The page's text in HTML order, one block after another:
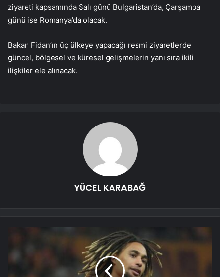
ziyareti kapsamında Salı günü Bulgaristan’da, Çarşamba
günü ise Romanya’da olacak.
Bakan Fidan’ın üç ülkeye yapacağı resmi ziyaretlerde
güncel, bölgesel ve küresel gelişmelerin yanı sıra ikili
ilişkiler ele alınacak.
YÜCEL KARABAĞ